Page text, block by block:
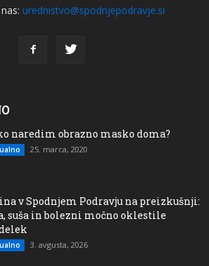
urednistvo@spodnjepodravje.si
naredim obrazno masko doma?
25. marca, 2020
v Spodnjem Podravju na preizkušnji:
suša in bolezni močno oklestile
3. avgusta, 2026